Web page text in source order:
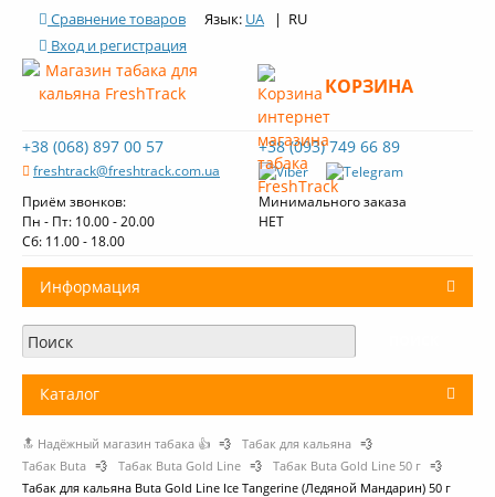
Сравнение товаров Язык: UA | RU
Вход и регистрация
+38 (068) 897 00 57
freshtrack@freshtrack.com.ua
+38 (093) 749 66 89
Приём звонков:
Пн - Пт: 10.00 - 20.00
Cб: 11.00 - 18.00
Минимального заказа
НЕТ
КОРЗИНА
Информация
О нас
Доставка и оплата
Обзоры табака Fresh Track
Каталог
Табак для кальяна
Уголь для кальяна
🔝 Надёжный магазин табака 👍 💨 Табак для кальяна 💨
Табак Buta 💨 Табак Buta Gold Line 💨 Табак Buta Gold Line 50 г 💨
Табак для кальяна Buta Gold Line Ice Tangerine (Ледяной Мандарин) 50 г